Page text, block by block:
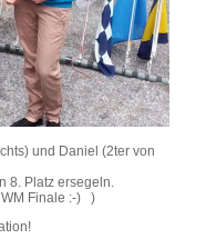
und Daniel (2ter von
8. Platz ersegeln.
WM Finale :-) )